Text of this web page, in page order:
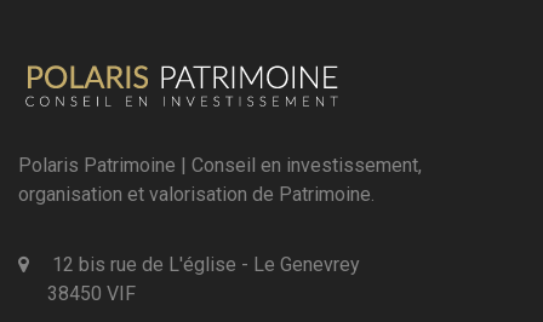
Polaris Patrimoine | Conseil en investissement,
organisation et valorisation de Patrimoine.
12 bis rue de L'église - Le Genevrey
38450 VIF